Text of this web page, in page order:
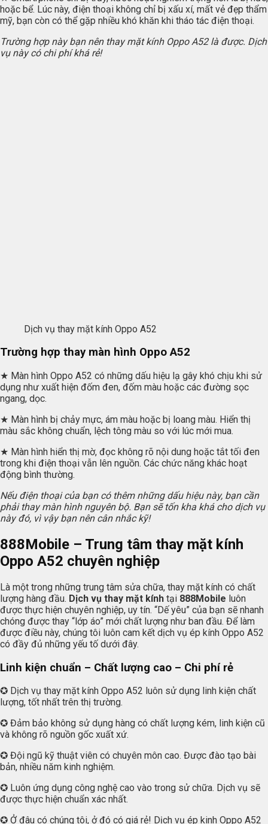
hoặc bể. Lúc này, điện thoại không chỉ bị xấu xí, mất vẻ đẹp thẩm
mỹ, bạn còn có thể gặp nhiều khó khăn khi tháo tác điện thoại.
Trường hợp này bạn nên thay mặt kính Oppo A52 là được. Dịch
vụ này có chi phí khá rẻ!
Dịch vụ thay mặt kính Oppo A52
Trường hợp thay màn hình Oppo A52
★ Màn hình Oppo A52 có những dấu hiệu lạ gây khó chịu khi sử
dụng như xuất hiện đốm đen, đốm màu hoặc các đường sọc
ngang, dọc.
★ Màn hình bị chảy mực, ám màu hoặc bị loang màu. Hiển thị
màu sắc không chuẩn, lệch tông màu so với lúc mới mua.
★ Màn hình hiển thị mờ, đọc không rõ nội dung hoặc tắt tối đen
trong khi điện thoại vẫn lên nguồn. Các chức năng khác hoạt
động bình thường.
Nếu điện thoại của bạn có thêm những dấu hiệu này, bạn cần
phải thay màn hình nguyên bộ. Bạn sẽ tốn kha khá cho dịch vụ
này đó, vì vậy bạn nên cân nhắc kỹ!
888Mobile – Trung tâm thay mặt kính
Oppo A52 chuyên nghiệp
Là một trong những trung tâm sửa chữa, thay mặt kính có chất
lượng hàng đầu. Dịch vụ thay mặt kính tại 888Mobile luôn
được thực hiện chuyên nghiệp, uy tín. “Dế yêu” của bạn sẽ nhanh
chóng được thay “lớp áo” mới chất lượng như ban đầu. Để làm
được điều này, chúng tôi luôn cam kết dịch vụ ép kính Oppo A52
có đầy đủ những yếu tố dưới đây.
Linh kiện chuẩn – Chất lượng cao – Chi phí rẻ
✪ Dịch vụ thay mặt kính Oppo A52 luôn sử dụng linh kiện chất
lượng, tốt nhất trên thị trường.
✪ Đảm bảo không sử dụng hàng có chất lượng kém, linh kiện cũ
và không rõ nguồn gốc xuất xứ.
✪ Đội ngũ kỹ thuật viên có chuyên môn cao. Được đào tạo bài
bản, nhiều năm kinh nghiệm.
✪ Luôn ứng dụng công nghệ cao vào trong sử chữa. Dịch vụ sẽ
được thực hiện chuẩn xác nhất.
✪ Ở đâu có chúng tôi, ở đó có giá rẻ! Dịch vụ ép kinh Oppo A52